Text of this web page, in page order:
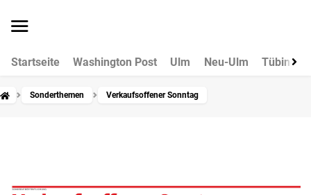
Startseite Washington Post Ulm Neu-Ulm Tübingen
Sonderthemen Verkaufsoffener Sonntag